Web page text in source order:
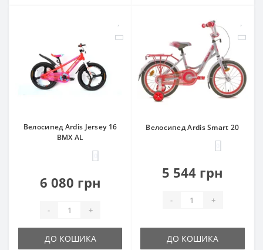
Велосипед Ardis Jersey 16
BMX AL
6 080 грн
- +
ДО КОШИКА
Велосипед Ardis Smart 20
5 544 грн
- +
ДО КОШИКА